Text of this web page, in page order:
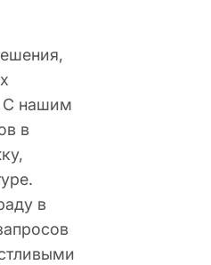
С нашим
в
в